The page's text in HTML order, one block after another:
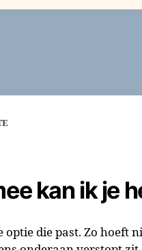
kan ik je
optie die past. Zo hoeft